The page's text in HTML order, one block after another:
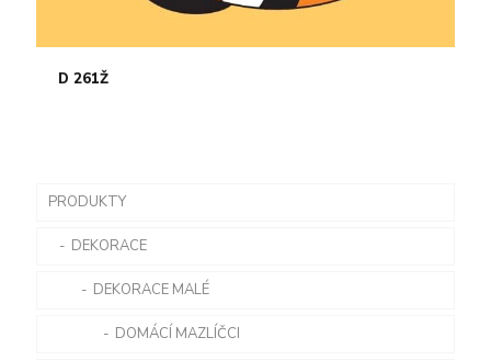
D 261Ž
PRODUKTY
DEKORACE
DEKORACE MALÉ
DOMÁCÍ MAZLÍČCI